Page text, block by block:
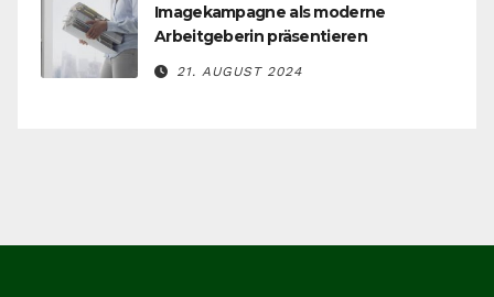
Imagekampagne als moderne
Arbeitgeberin präsentieren
21. AUGUST 2024